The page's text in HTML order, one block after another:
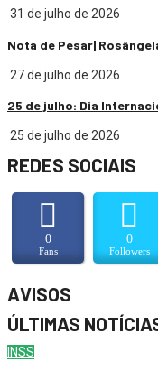
31 de julho de 2026
Nota de Pesar|
27 de julho de 2026
25 de julho: Dia
25 de julho de 2026
REDES SOCIAIS
0
Fans
0
Followers
AVISOS
ÚLTIMAS
INSS